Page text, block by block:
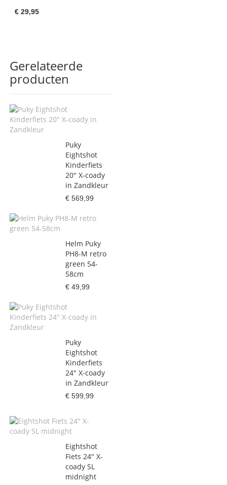
€ 29,95
Gerelateerde
producten
Puky
Eightshot
Kinderfiets
20" X-coady
in Zandkleur
€ 569,99
Helm Puky
PH8-M retro
green 54-
58cm
€ 49,99
Puky
Eightshot
Kinderfiets
24" X-coady
in Zandkleur
€ 599,99
Eightshot
Fiets 24" X-
coady SL
midnight